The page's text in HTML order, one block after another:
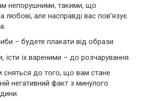
непорушними, такими, що
любові, але насправді вас пов’язує
– будете плакати від образи.
їсти їх вареними – до розчарування.
сняться до того, що вам стане
негативний факт з минулого